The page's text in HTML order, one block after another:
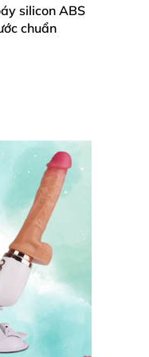
silicon ABS
chuẩn